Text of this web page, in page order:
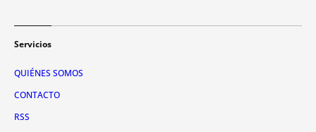
Servicios
QUIÉNES SOMOS
CONTACTO
RSS